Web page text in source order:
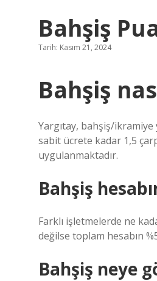
Bahşiş
Tarih: Kasım 21, 2024
Bahşiş
Yargıtay, bahşiş/
sabit ücrete kadar 1,5
uygulanmaktadır.
Bahşiş
Farklı işletmelerde ne
değilse toplam hesabın
Bahşiş neye